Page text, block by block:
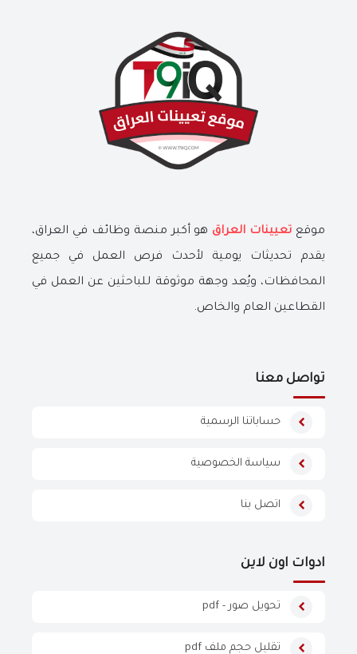
موقع تعيينات العراق هو أكبر منصة وظائف في العراق،
يقدم تحديثات يومية لأحدث فرص العمل في جميع
المحافظات، ويُعد وجهة موثوقة للباحثين عن العمل في
القطاعين العام والخاص.
تواصل معنا
حساباتنا الرسمية
سياسة الخصوصية
اتصل بنا
ادوات اون لاين
تحويل صور - pdf
تقليل حجم ملف pdf